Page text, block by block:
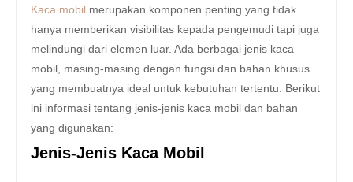
Kaca mobil merupakan komponen penting yang tidak
hanya memberikan visibilitas kepada pengemudi tapi juga
melindungi dari elemen luar. Ada berbagai jenis kaca
mobil, masing-masing dengan fungsi dan bahan khusus
yang membuatnya ideal untuk kebutuhan tertentu. Berikut
ini informasi tentang jenis-jenis kaca mobil dan bahan
yang digunakan:
Jenis-Jenis Kaca Mobil